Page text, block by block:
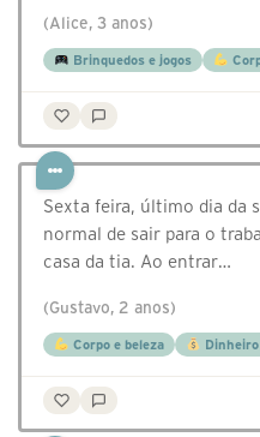
(Alice, 3 anos)
Brinquedos e jogos
Sexta feira, último dia da
normal de sair para o
casa da tia. Ao entrar…
(Gustavo, 2 anos)
Corpo e beleza